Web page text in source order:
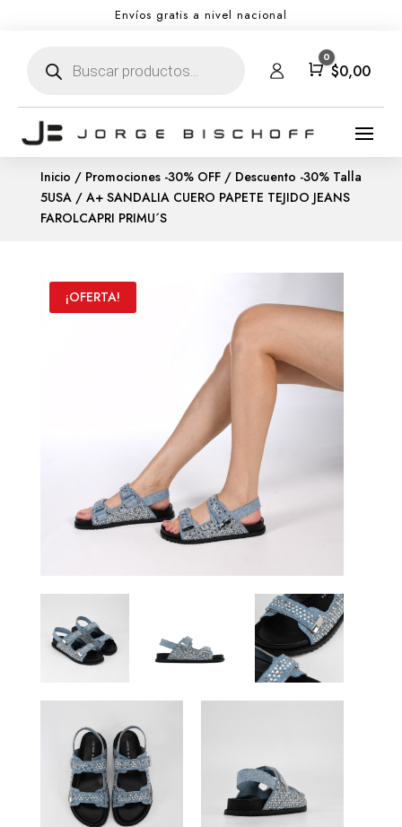
Envíos gratis a nivel nacional
productos Carro
0
$0,00
Inicio / Promociones -30% OFF/ Descuento -30% Talla
5USA/ A+ SANDALIA CUERO PAPETE TEJIDO JEANS
FAROLCAPRI PRIMU´S
¡OFERTA!